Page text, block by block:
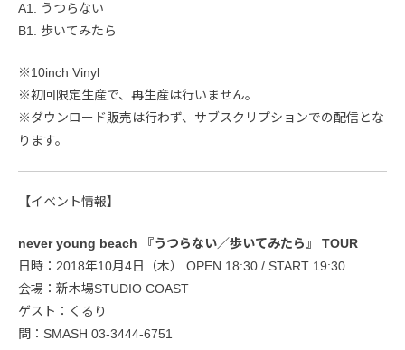
A1. うつらない
B1. 歩いてみたら
※10inch Vinyl
※初回限定生産で、再生産は行いません。
※ダウンロード販売は行わず、サブスクリプションでの配信とな
ります。
【イベント情報】
never young beach 『うつらない／歩いてみたら』 TOUR
日時：2018年10月4日（木） OPEN 18:30 / START 19:30
会場：新木場STUDIO COAST
ゲスト：くるり
問：SMASH 03-3444-6751